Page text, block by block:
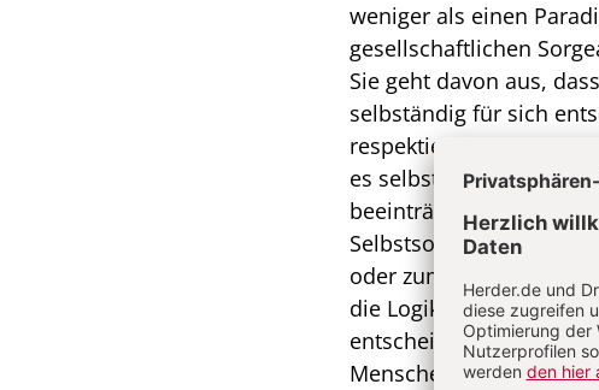
weniger als einen
gesellschaftlichen
Sie geht davon aus,
selbständig für sich
respektiert werden
es selbstverständlich
beein­trächtigter
Selbstsor­ge nicht
oder zum Teil auch
die Logik, wonach
entscheiden und dabei
Menschen